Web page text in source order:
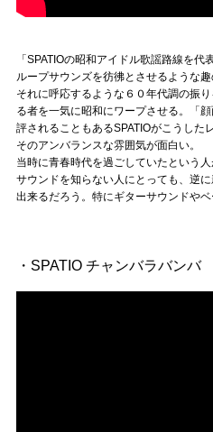
「SPATIOの昭和アイドル歌謡路線を
ループサウンズを彷彿とさせるような
それに呼応するような６０年代調の振
る者を一気に昭和にワープさせる。「
評されることもあるSPATIOがこうした
そのアンバランスな雰囲気が面白い。
当時に青春時代を過ごしていたという
サウンドを知らない人にとっても、逆
出来るだろう。特にギターサウンドやベ
・SPATIO チャンバラバン